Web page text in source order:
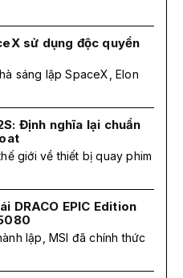
sử dụng độc quyền
sáng lập SpaceX, Elon
Định nghĩa lại chuẩn
giới về thiết bị quay phim
DRACO EPIC Edition
lập, MSI đã chính thức